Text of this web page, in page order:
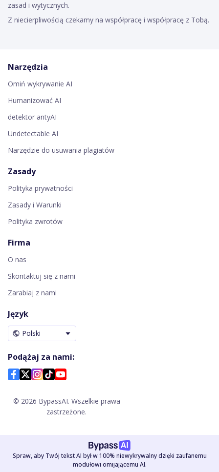
zasad i wytycznych.
Z niecierpliwością czekamy na współpracę i współpracę z Tobą.
Narzędzia
Omiń wykrywanie AI
Humanizować AI
detektor antyAI
Undetectable AI
Narzędzie do usuwania plagiatów
Zasady
Polityka prywatności
Zasady i Warunki
Polityka zwrotów
Firma
O nas
Skontaktuj się z nami
Zarabiaj z nami
Język
Polski
Podążaj za nami:
© 2026 BypassAI. Wszelkie prawa
zastrzeżone.
Spraw, aby Twój tekst AI był w 100% niewykrywalny dzięki zaufanemu
modułowi omijającemu AI.